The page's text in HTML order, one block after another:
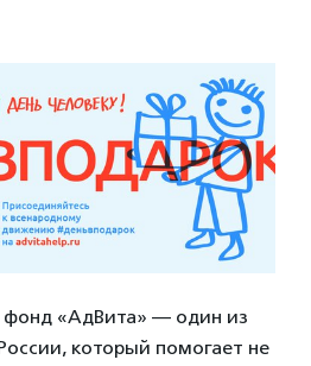
фонд «АдВита» — один из
который помогает не